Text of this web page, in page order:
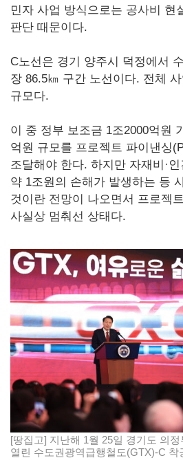
민자 사업 방식으로는 공사비 현
판단 때문이다.
C노선은 경기 양주시 덕정에서
장 86.5㎞ 구간 노선이다. 전체
규모다.
이 중 정부 보조금 1조2000억원
억원 규모를 프로젝트 파이낸싱
조달해야 한다. 하지만 자재비·
약 1조원의 손해가 발생하는 등
것이란 전망이 나오면서 프로젝
사실상 멈춰선 상태다.
[땅집고] 지난해 1월 25일 경기도 의
열린 수도권광역급행철도(GTX)-C 착